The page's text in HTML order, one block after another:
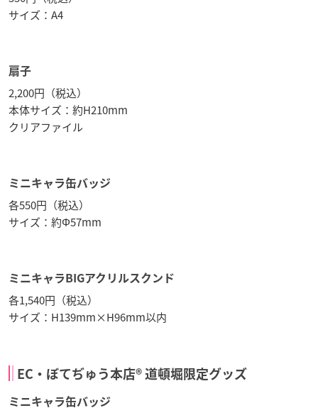
サイズ：A4
扇子
2,200円（税込）
本体サイズ：約H210mm
クリアファイル
ミニキャラ缶バッジ
各550円（税込）
サイズ：約Φ57mm
ミニキャラBIGアクリルスクンド
各1,540円（税込）
サイズ：H139mm×H96mm以内
EC・ぼてぢゅう本店® 道頓堀限定グッズ
ミニキャラ缶バッジ